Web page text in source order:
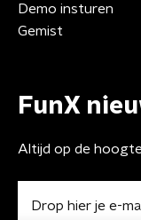
Demo insturen
Gemist
FunX
Altijd op de